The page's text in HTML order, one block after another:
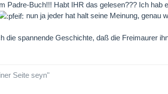
Padre-Buch!!! Habt IHR das gelesen??? Ich
nun ja jeder hat halt seine Meinung, genau
die spannende Geschichte, daß die Freimaurer
Seite seyn"